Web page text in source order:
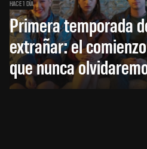
HACE 1 DÍA
Primera temporada
extrañar: el
que nunca